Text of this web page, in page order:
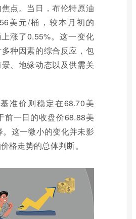
点。当日，布伦特原油
美元/桶，较本月初的
涨了0.55%。这一变化
种因素的综合反应，包
、地缘动态以及供需关
准价则稳定在68.70美
前一日的收盘价68.88美
。这一微小的变化并未影
格走势的总体判断。